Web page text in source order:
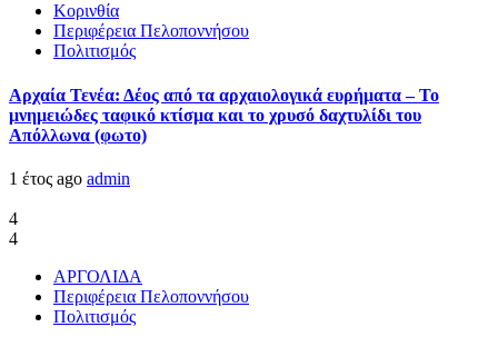
Κορινθία
Περιφέρεια Πελοποννήσου
Πολιτισμός
Αρχαία Τενέα: Δέος από τα αρχαιολογικά ευρήματα – Το
μνημειώδες ταφικό κτίσμα και το χρυσό δαχτυλίδι του
Απόλλωνα (φωτο)
1 έτος ago admin
4
4
ΑΡΓΟΛΙΔΑ
Περιφέρεια Πελοποννήσου
Πολιτισμός